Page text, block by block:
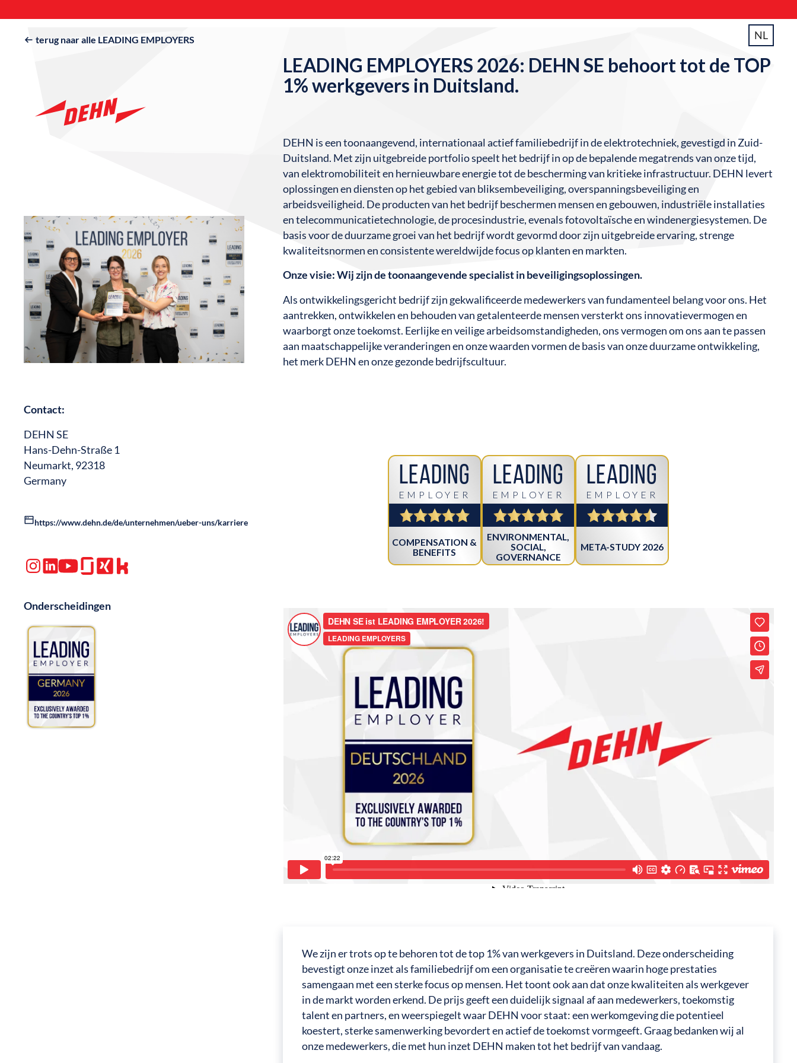
 terug naar alle LEADING EMPLOYERS NL
Contact:
DEHN SE
Hans-Dehn-Straße 1
Neumarkt, 92318
Germany
https://www.dehn.de/de/unternehmen/ueber-uns/karriere
Onderscheidingen
LEADING EMPLOYERS 2026: DEHN SE behoort tot de TOP
1% werkgevers in Duitsland.
DEHN is een toonaangevend, internationaal actief familiebedrijf in de elektrotechniek, gevestigd in Zuid-
Duitsland. Met zijn uitgebreide portfolio speelt het bedrijf in op de bepalende megatrends van onze tijd,
van elektromobiliteit en hernieuwbare energie tot de bescherming van kritieke infrastructuur. DEHN levert
oplossingen en diensten op het gebied van bliksembeveiliging, overspanningsbeveiliging en
arbeidsveiligheid. De producten van het bedrijf beschermen mensen en gebouwen, industriële installaties
en telecommunicatietechnologie, de procesindustrie, evenals fotovoltaïsche en windenergiesystemen. De
basis voor de duurzame groei van het bedrijf wordt gevormd door zijn uitgebreide ervaring, strenge
kwaliteitsnormen en consistente wereldwijde focus op klanten en markten.
Onze visie: Wij zijn de toonaangevende specialist in beveiligingsoplossingen.
Als ontwikkelingsgericht bedrijf zijn gekwalificeerde medewerkers van fundamenteel belang voor ons. Het
aantrekken, ontwikkelen en behouden van getalenteerde mensen versterkt ons innovatievermogen en
waarborgt onze toekomst. Eerlijke en veilige arbeidsomstandigheden, ons vermogen om ons aan te passen
aan maatschappelijke veranderingen en onze waarden vormen de basis van onze duurzame ontwikkeling,
het merk DEHN en onze gezonde bedrijfscultuur.
Leading
EMPLOYER
COMPENSATION &
BENEFITS
Leading
EMPLOYER
ENVIRONMENTAL,
SOCIAL,
GOVERNANCE
Leading
EMPLOYER
META-STUDY 2026
We zijn er trots op te behoren tot de top 1% van werkgevers in Duitsland. Deze onderscheiding
bevestigt onze inzet als familiebedrijf om een organisatie te creëren waarin hoge prestaties
samengaan met een sterke focus op mensen. Het toont ook aan dat onze kwaliteiten als werkgever
in de markt worden erkend. De prijs geeft een duidelijk signaal af aan medewerkers, toekomstig
talent en partners, en weerspiegelt waar DEHN voor staat: een werkomgeving die potentieel
koestert, sterke samenwerking bevordert en actief de toekomst vormgeeft. Graag bedanken wij al
onze medewerkers, die met hun inzet DEHN maken tot het bedrijf van vandaag.